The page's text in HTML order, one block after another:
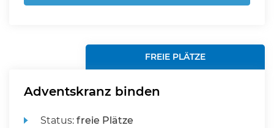
FREIE PLÄTZE
Adventskranz binden
Status:freie Plätze